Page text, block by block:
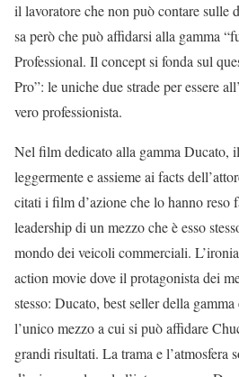
il lavoratore che non può contare sulle
sa però che può affidarsi alla gamma
Professional. Il concept si fonda sul
Pro”: le uniche due strade per essere
vero professionista.
Nel film dedicato alla gamma Ducato,
leggermente e assieme ai facts
citati i film d’azione che lo hanno reso
leadership di un mezzo che è esso
mondo dei veicoli commerciali.
action movie dove il protagonista dei
stesso: Ducato, best seller della
l’unico mezzo a cui si può affidare
grandi risultati. La trama e l’atmosfera